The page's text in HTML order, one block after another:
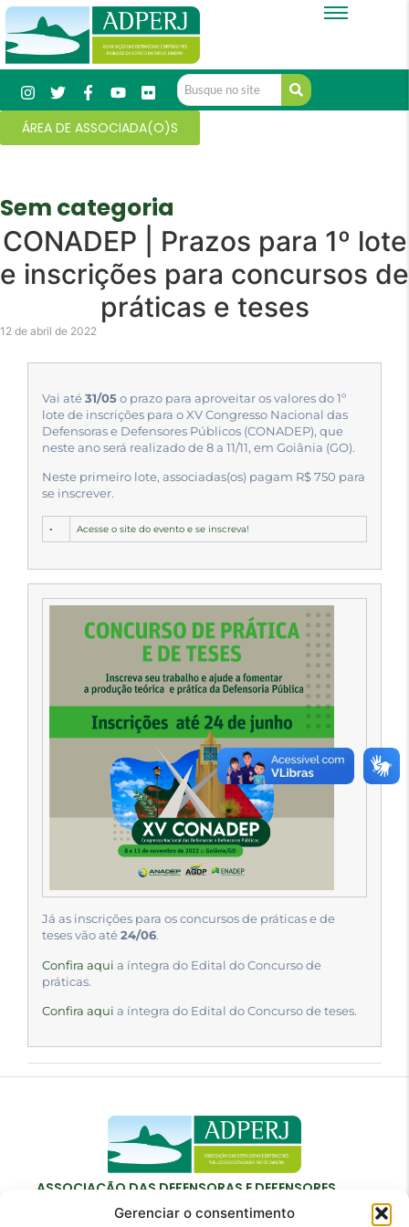
Gerenciar o consentimento
ÁREA DE ASSOCIADA(O)S
Sem categoria
CONADEP | Prazos para 1º lote
e inscrições para concursos de
práticas e teses
12 de abril de 2022
Vai até 31/05 o prazo para aproveitar os valores do 1º
lote de inscrições para o XV Congresso Nacional das
Defensoras e Defensores Públicos (CONADEP), que
neste ano será realizado de 8 a 11/11, em Goiânia (GO).
Neste primeiro lote, associadas(os) pagam R$ 750 para
se inscrever.
▪ Acesse o site do evento e se inscreva!
Já as inscrições para os concursos de práticas e de
teses vão até 24/06.
Confira aqui a íntegra do Edital do Concurso de
práticas.
Confira aqui a íntegra do Edital do Concurso de teses.
ASSOCIAÇÃO DAS DEFENSORAS E DEFENSORES
PÚBLICOS DO ESTADO DO RIO DE JANEIRO